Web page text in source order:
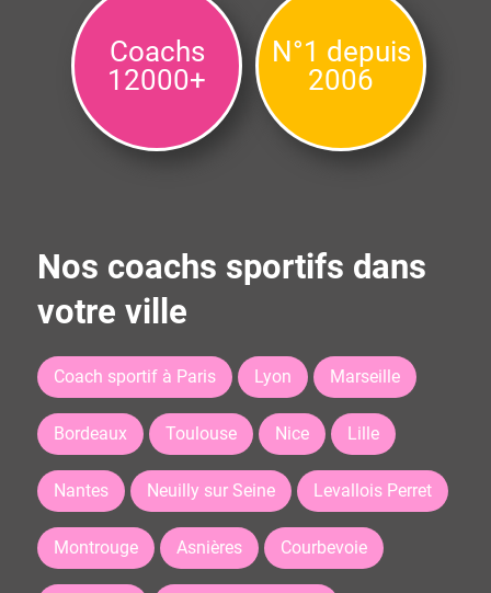
Coachs
12000+
N°1 depuis
2006
Nos coachs sportifs dans
votre ville
Coach sportif à Paris Lyon Marseille
Bordeaux Toulouse Nice Lille
Nantes Neuilly sur Seine Levallois Perret
Montrouge Asnières Courbevoie